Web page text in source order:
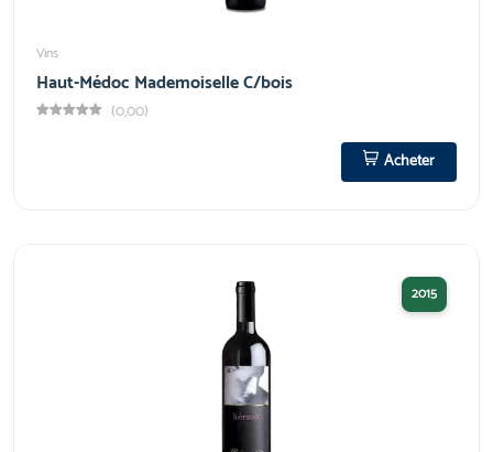
Vins
Haut-Médoc Mademoiselle C/bois
(0,00)
Acheter
2015